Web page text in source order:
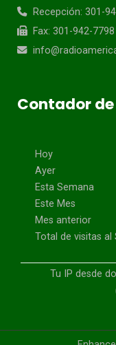
Recepción: 301-
Fax: 301-942-7798
Contador
Hoy
Ayer
Esta Semana
Este Mes
Mes anterior
Total de visitas al
Tu IP desde